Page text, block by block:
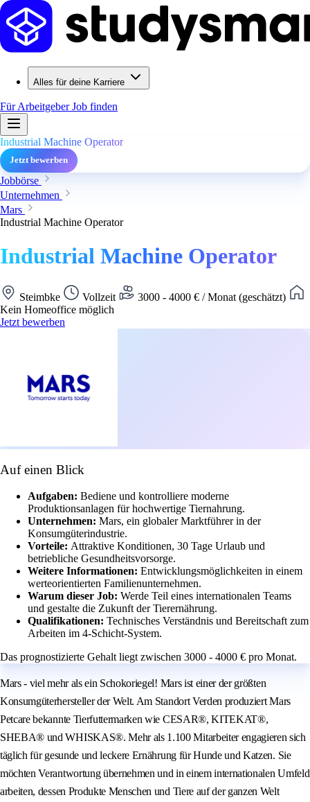
Alles für deine Karriere
Für ArbeitgeberJob finden
Industrial Machine Operator
Jetzt bewerben
Jobbörse
Unternehmen
Mars
Industrial Machine Operator
Industrial Machine Operator
Steimbke Vollzeit
3000 - 4000 € / Monat (geschätzt)
Kein Homeoffice möglich
Jetzt bewerben
Auf einen Blick
Aufgaben: Bediene und kontrolliere moderne
Produktionsanlagen für hochwertige Tiernahrung.
Unternehmen: Mars, ein globaler Marktführer in der
Konsumgüterindustrie.
Vorteile: Attraktive Konditionen, 30 Tage Urlaub und
betriebliche Gesundheitsvorsorge.
Weitere Informationen: Entwicklungsmöglichkeiten in einem
werteorientierten Familienunternehmen.
Warum dieser Job: Werde Teil eines internationalen Teams
und gestalte die Zukunft der Tierernährung.
Qualifikationen: Technisches Verständnis und Bereitschaft zum
Arbeiten im 4-Schicht-System.
Das prognostizierte Gehalt liegt zwischen 3000 - 4000 € pro Monat.
Mars - viel mehr als ein Schokoriegel! Mars ist einer der größten
Konsumgüterhersteller der Welt. Am Standort Verden produziert Mars
Petcare bekannte Tierfuttermarken wie CESAR®, KITEKAT®,
SHEBA® und WHISKAS®. Mehr als 1.100 Mitarbeiter engagieren sich
täglich für gesunde und leckere Ernährung für Hunde und Katzen. Sie
möchten Verantwortung übernehmen und in einem internationalen Umfeld
arbeiten, dessen Produkte Menschen und Tiere auf der ganzen Welt